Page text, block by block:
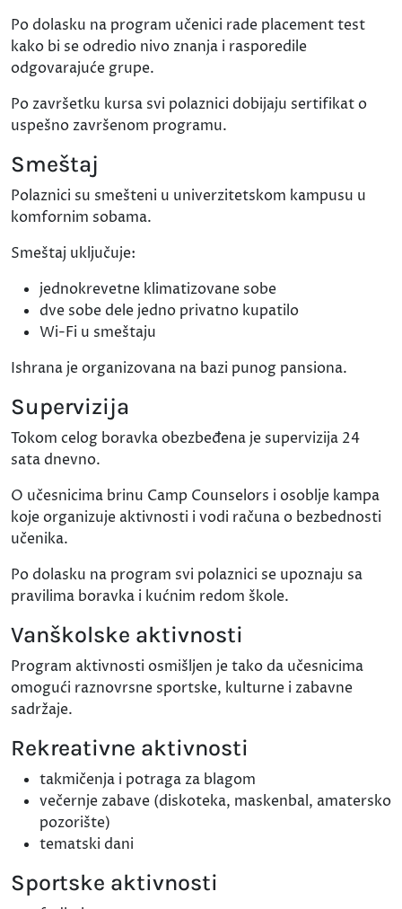
Po dolasku na program učenici rade placement test
kako bi se odredio nivo znanja i rasporedile
odgovarajuće grupe.
Po završetku kursa svi polaznici dobijaju sertifikat o
uspešno završenom programu.
Smeštaj
Polaznici su smešteni u univerzitetskom kampusu u
komfornim sobama.
Smeštaj uključuje:
jednokrevetne klimatizovane sobe
dve sobe dele jedno privatno kupatilo
Wi-Fi u smeštaju
Ishrana je organizovana na bazi punog pansiona.
Supervizija
Tokom celog boravka obezbeđena je supervizija 24
sata dnevno.
O učesnicima brinu Camp Counselors i osoblje kampa
koje organizuje aktivnosti i vodi računa o bezbednosti
učenika.
Po dolasku na program svi polaznici se upoznaju sa
pravilima boravka i kućnim redom škole.
Vanškolske aktivnosti
Program aktivnosti osmišljen je tako da učesnicima
omogući raznovrsne sportske, kulturne i zabavne
sadržaje.
Rekreativne aktivnosti
takmičenja i potraga za blagom
večernje zabave (diskoteka, maskenbal, amatersko
pozorište)
tematski dani
Sportske aktivnosti